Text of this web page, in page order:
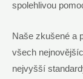
spolehlivou
Naše zkušené a
všech
nejvyšší